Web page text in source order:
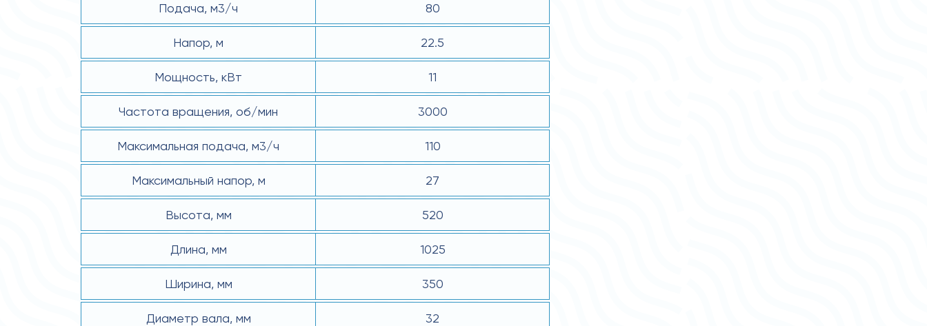
Подача, м3/ч 80
Напор, м 22.5
Мощность, кВт 11
Частота вращения, об/мин 3000
Максимальная подача, м3/ч 110
Максимальный напор, м 27
Высота, мм 520
Длина, мм 1025
Ширина, мм 350
Диаметр вала, мм 32